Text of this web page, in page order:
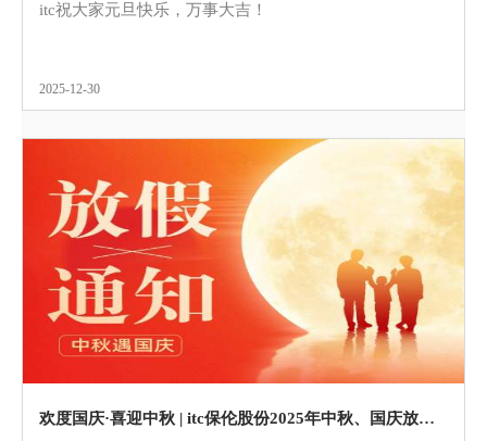
itc祝大家元旦快乐，万事大吉！
2025-12-30
欢度国庆·喜迎中秋 | itc保伦股份2025年中秋、国庆放假通知